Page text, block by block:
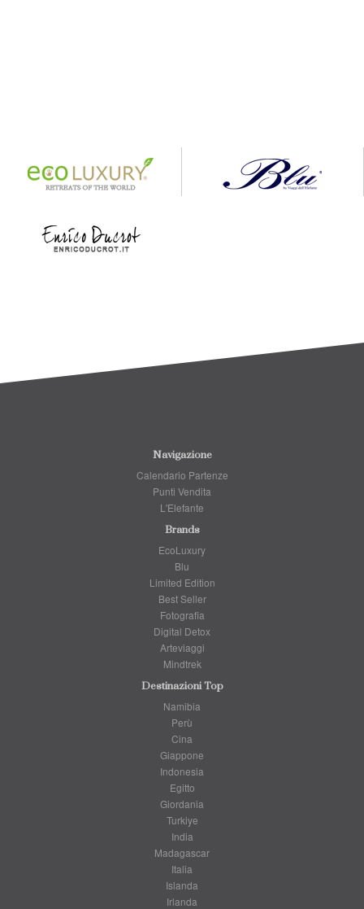
Navigazione
Calendario Partenze
Punti Vendita
L'Elefante
Brands
EcoLuxury
Blu
Limited Edition
Best Seller
Fotografia
Digital Detox
Arteviaggi
Mindtrek
Destinazioni Top
Namibia
Perù
Cina
Giappone
Indonesia
Egitto
Giordania
Turkiye
India
Madagascar
Italia
Islanda
Irlanda